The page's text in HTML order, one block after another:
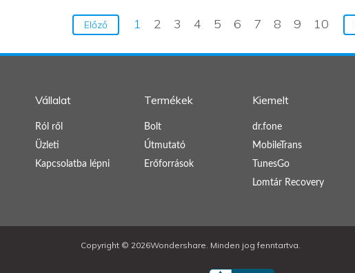
Előző 1 2 3 4 5 6 7 8 9 10
Vállalat
Ról ről
Üzleti
Kapcsolatba lépni
Termékek
Bolt
Útmutató
Erőforrások
Kiemelt
dr.fone
MobileTrans
TunesGo
Lomtár Recovery
Copyright © 2026Wondershare. Minden jog fenntartva.